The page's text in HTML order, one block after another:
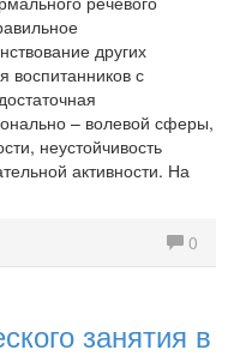
других
воспитанников с
– волевой сферы,
неустойчивость
активности. На
0
занятия в